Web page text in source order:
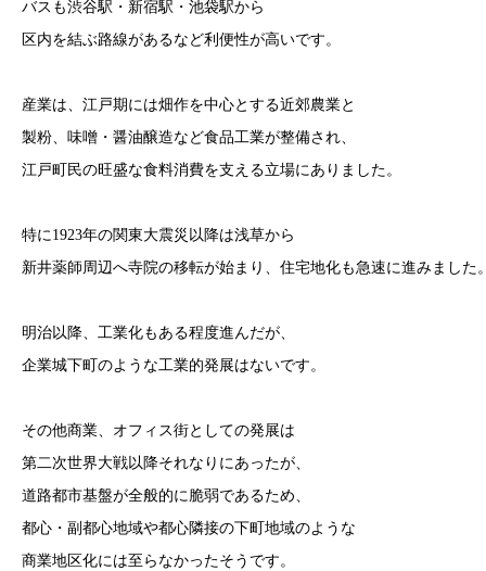
バスも渋谷駅・新宿駅・池袋駅から
区内を結ぶ路線があるなど利便性が高いです。
産業は、江戸期には畑作を中心とする近郊農業と
製粉、味噌・醤油醸造など食品工業が整備され、
江戸町民の旺盛な食料消費を支える立場にありました。
特に1923年の関東大震災以降は浅草から
新井薬師周辺へ寺院の移転が始まり、住宅地化も急速に進みました
明治以降、工業化もある程度進んだが、
企業城下町のような工業的発展はないです。
その他商業、オフィス街としての発展は
第二次世界大戦以降それなりにあったが、
道路都市基盤が全般的に脆弱であるため、
都心・副都心地域や都心隣接の下町地域のような
商業地区化には至らなかったそうです。